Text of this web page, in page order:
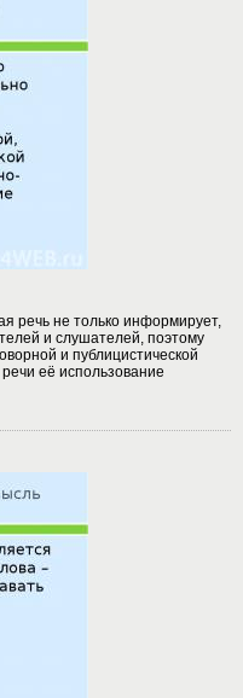
речь не только информирует,
и слушателей, поэтому
и публицистической
её использование